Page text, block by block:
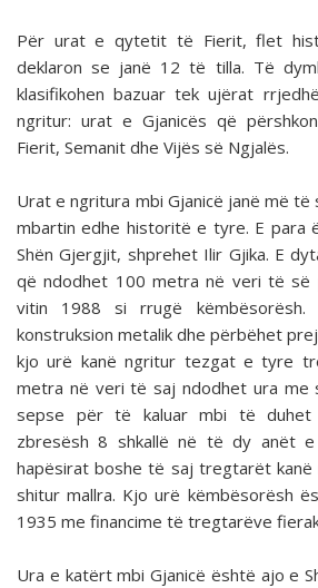
Për urat e qytetit të Fierit, flet
deklaron se janë 12 të tilla. Të
klasifikohen bazuar tek ujërat
ngritur: urat e Gjanicës që
Fierit, Semanit dhe Vijës së Ngjalës.
Urat e ngritura mbi Gjanicë janë më të
mbartin edhe historitë e tyre. E para
Shën Gjergjit, shprehet Ilir Gjika. E
që ndodhet 100 metra në veri të së
vitin 1988 si rrugë këmbësorësh.
konstruksion metalik dhe përbëhet
kjo urë kanë ngritur tezgat e tyre
metra në veri të saj ndodhet ura me
sepse për të kaluar mbi të
zbresësh 8 shkallë në të dy anët
hapësirat boshe të saj tregtarët
shitur mallra. Kjo urë këmbësorësh
1935 me financime të tregtarëve
Ura e katërt mbi Gjanicë është ajo e